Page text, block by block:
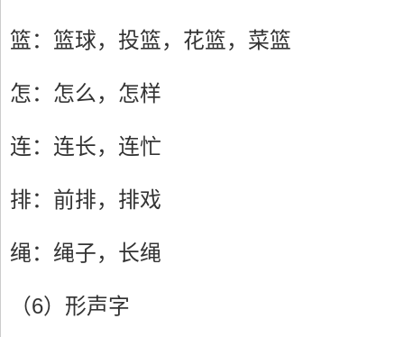
篮：篮球，投篮，花篮，菜篮
怎：怎么，怎样
连：连长，连忙
排：前排，排戏
绳：绳子，长绳
（6）形声字